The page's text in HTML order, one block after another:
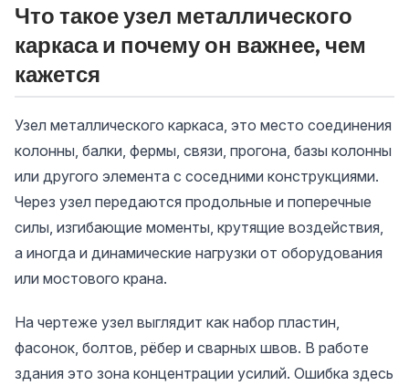
Что такое узел металлического
каркаса и почему он важнее, чем
кажется
Узел металлического каркаса, это место соединения
колонны, балки, фермы, связи, прогона, базы колонны
или другого элемента с соседними конструкциями.
Через узел передаются продольные и поперечные
силы, изгибающие моменты, крутящие воздействия,
а иногда и динамические нагрузки от оборудования
или мостового крана.
На чертеже узел выглядит как набор пластин,
фасонок, болтов, рёбер и сварных швов. В работе
здания это зона концентрации усилий. Ошибка здесь